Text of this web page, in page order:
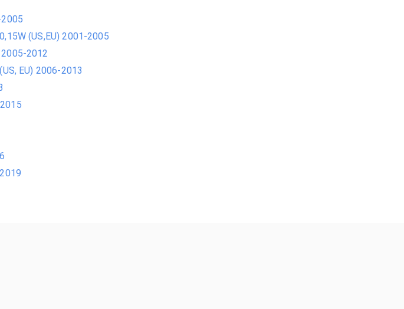
(US,EU) 2001-2005
2005-2012
EU) 2006-2013